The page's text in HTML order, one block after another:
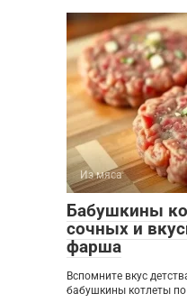
Из мяса
Бабушкины
сочных и
фарша
Вспомните вкус
бабушкины котлеты по